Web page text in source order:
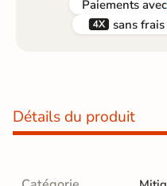
Paiements avec
 sans
Détails du produit